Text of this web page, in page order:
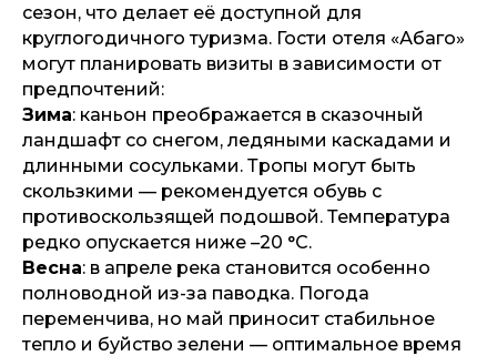
сезон, что делает её доступной для
круглогодичного туризма. Гости отеля «Абаго»
могут планировать визиты в зависимости от
предпочтений:
Зима: каньон преображается в сказочный
ландшафт со снегом, ледяными каскадами и
длинными сосульками. Тропы могут быть
скользкими — рекомендуется обувь с
противоскользящей подошвой. Температура
редко опускается ниже –20 °С.
Весна: в апреле река становится особенно
полноводной из-за паводка. Погода
переменчива, но май приносит стабильное
тепло и буйство зелени — оптимальное время